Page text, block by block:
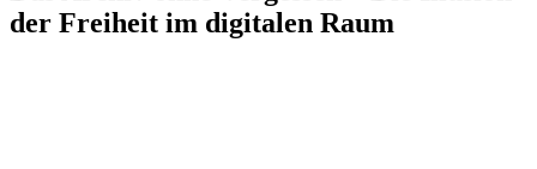
der Freiheit im digitalen Raum